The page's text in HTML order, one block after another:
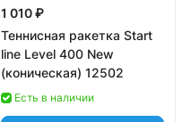
1 010 ₽
Теннисная ракетка Start
line Level 400 New
(коническая) 12502
Есть в наличии